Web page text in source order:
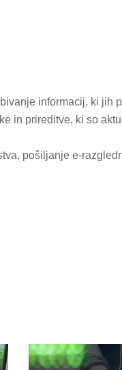
informacij, ki jih
in prireditve, ki so
pošiljanje e-